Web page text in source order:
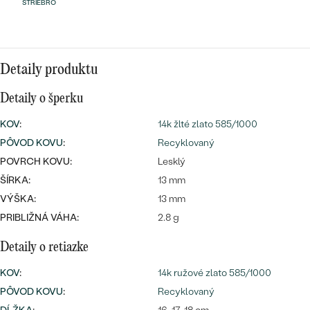
Wave kolekcia
DIAMANTY
náušnice
Personalizované
OBJAVIŤ
prstene
PREZRIEŤ
STRIEBRO
Detaily produktu
Detaily o šperku
KOV:
14k žlté zlato 585/1000
PÔVOD KOVU:
Recyklovaný
POVRCH KOVU:
Lesklý
ŠÍRKA:
13 mm
VÝŠKA:
13 mm
PRIBLIŽNÁ VÁHA:
2.8 g
Detaily o retiazke
KOV:
14k ružové zlato 585/1000
PÔVOD KOVU:
Recyklovaný